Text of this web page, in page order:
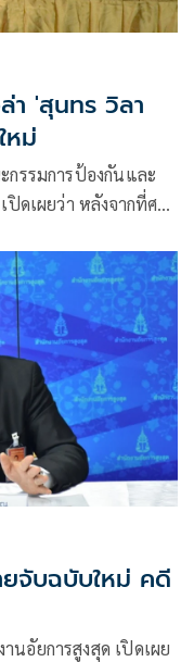
า 'สุนทร วิลา
หม่
กรรมการป้องกันและ
ดเผยว่า หลังจากที่ศาล
จ้าพนักงานออกโฉนดรุก
นั้น
จับฉบับใหม่ คดี
นอัยการสูงสุด เปิดเผย